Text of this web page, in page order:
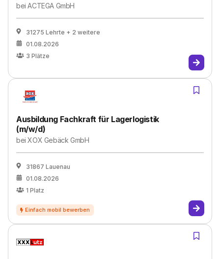
beiACTEGA GmbH
31275 Lehrte + 2 weitere
01.08.2026
3 Plätze
Ausbildung Fachkraft für Lagerlogistik
(m/w/d)
beiXOX Gebäck GmbH
31867 Lauenau
01.08.2026
1 Platz